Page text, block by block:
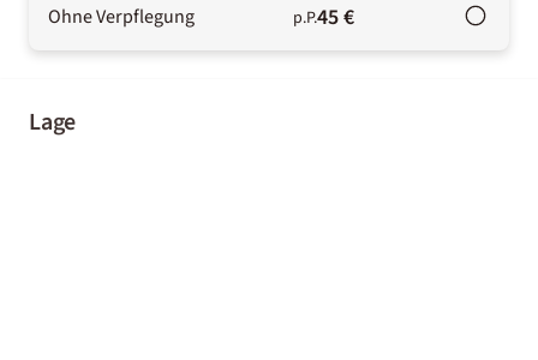
Ohne Verpflegung p.P.45 €
Lage